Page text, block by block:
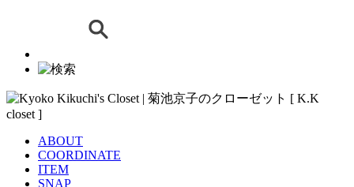
ABOUT
COORDINATE
ITEM
SNAP